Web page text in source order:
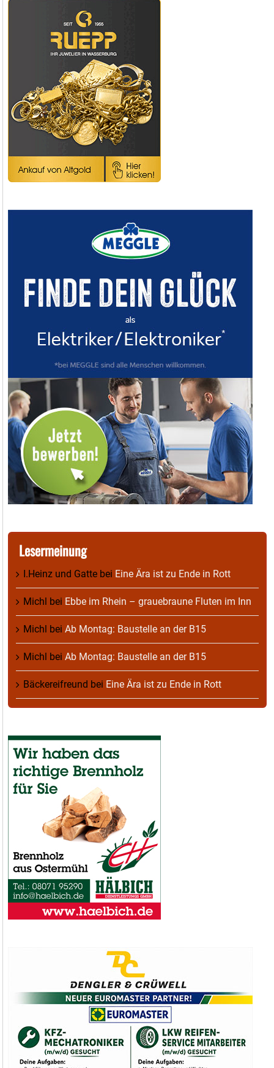
Lesermeinung
I.Heinz und Gatte bei Eine Ära ist zu Ende in Rott
Michl bei Ebbe im Rhein – grauebraune Fluten im Inn
Michl bei Ab Montag: Baustelle an der B15
Michl bei Ab Montag: Baustelle an der B15
Bäckereifreund bei Eine Ära ist zu Ende in Rott